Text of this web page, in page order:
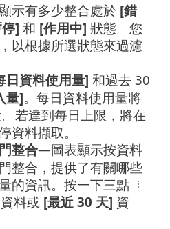
示有多少整合處於 [錯
] 和 [作用中] 狀態。您
以根據所選狀態來過濾
日資料使用量] 和過去 30
量]。每日資料使用量將
若達到每日上限，將在
資料擷取。
整合—圖表顯示按資料
整合，提供了有關哪些
的資訊。按一下三點
資料或 [最近 30 天] 資